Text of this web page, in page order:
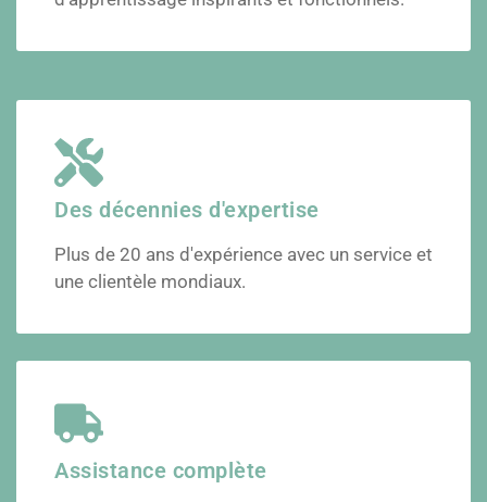
Des décennies d'expertise
Plus de 20 ans d'expérience avec un service et
une clientèle mondiaux.
Assistance complète